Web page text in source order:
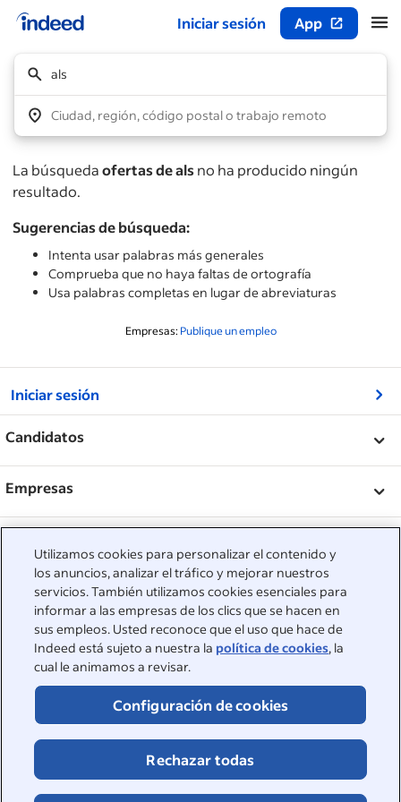
Utilizamos cookies para personalizar el contenido y
los anuncios, analizar el tráfico y mejorar nuestros
servicios. También utilizamos cookies esenciales para
informar a las empresas de los clics que se hacen en
sus empleos. Usted reconoce que el uso que hace de
Indeed está sujeto a nuestra la política de cookies, la
cual le animamos a revisar.
Configuración de cookies
Rechazar todas
Iniciar sesión App
als
Ciudad, región, código postal o trabajo remoto
La búsquedaofertas de alsno ha producido ningún
resultado.
Sugerencias de búsqueda:
Intenta usar palabras más generales
Comprueba que no haya faltas de ortografía
Usa palabras completas en lugar de abreviaturas
Empresas: Publique un empleo
Iniciar sesión
Candidatos
Ayuda
Ver empresas
Orientación laboral
Ver empleos
Empresas
Centro de asistencia
Eventos Indeed
&nbsp;
Acerca de
Cookies
&nbsp;
©2026 Indeed
Accesibilidad en Indeed
Centro de privacidad y Opciones de publicidad
Denuncias conforme a la Ley de Servicios Digitales